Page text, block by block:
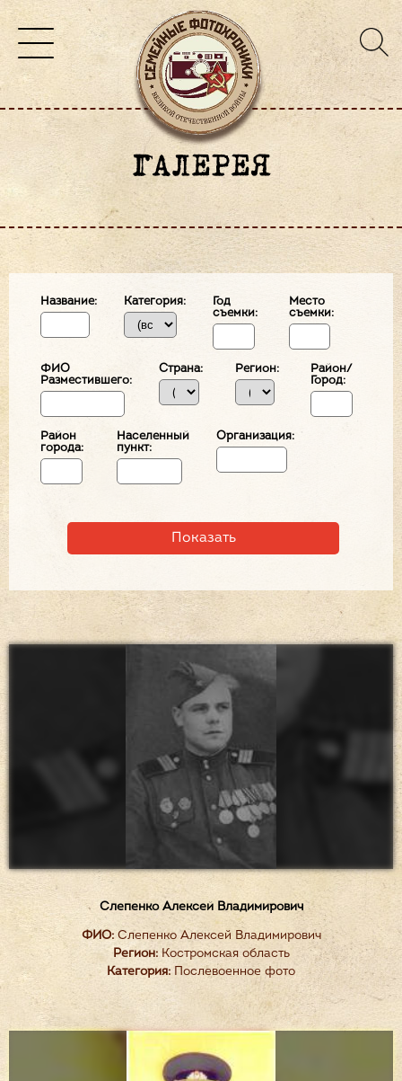
ГАЛЕРЕЯ
Название: Категория:
Год
съемки:
Место
съемки:
ФИО
Разместившего:
Страна: Регион:
Район/
Город:
Район
города:
Населенный
пункт:
Организация:
Слепенко Алексей Владимирович
ФИО:Слепенко Алексей Владимирович
Регион:Костромская область
Категория:Послевоенное фото